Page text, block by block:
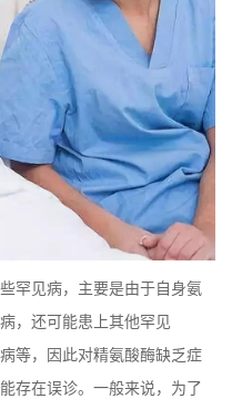
罕见病，主要是由于自身氨
，还可能患上其他罕见
等，因此对精氨酸酶缺乏症
存在误诊。一般来说，为了